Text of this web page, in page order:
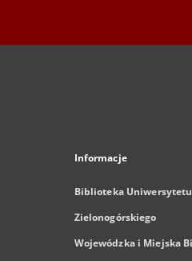
Informacje
Biblioteka Uniwersytetu
Zielonogórskiego
Wojewódzka i Miejska